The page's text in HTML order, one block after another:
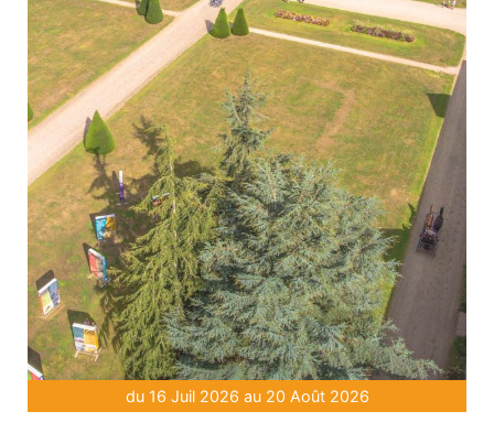
du 16 Juil 2026 au 20 Août 2026